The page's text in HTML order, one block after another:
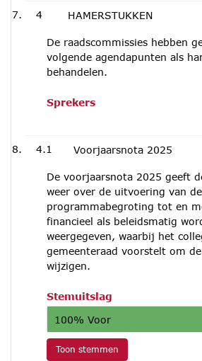
4 HAMERSTUKKEN
De raadscommissies hebben
volgende agendapunten als
behandelen.
Sprekers
4.1 Voorjaarsnota 2025
De voorjaarsnota 2025 geeft
weer over de uitvoering van de
programmabegroting tot en
financieel als beleidsmatig
weergegeven, waarbij het
gemeenteraad voorstelt om
wijzigen.
Stemuitslag
100% Voor
Toon stemmen